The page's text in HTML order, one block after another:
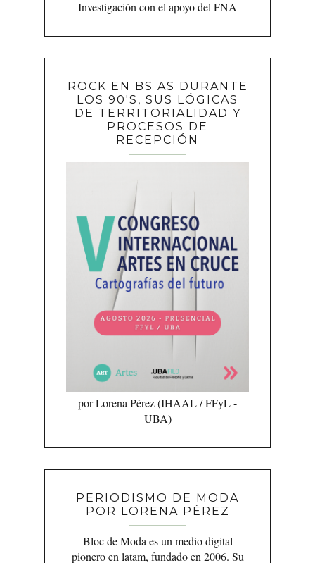
Investigación con el apoyo del FNA
ROCK EN BS AS DURANTE
LOS 90'S, SUS LÓGICAS
DE TERRITORIALIDAD Y
PROCESOS DE
RECEPCIÓN
por Lorena Pérez (IHAAL / FFyL -
UBA)
PERIODISMO DE MODA
POR LORENA PÉREZ
Bloc de Moda es un medio digital
pionero en latam, fundado en 2006. Su